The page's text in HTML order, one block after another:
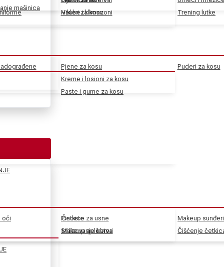
mašinica
Haube i klimazoni
Pjene za kosu
Kreme i losioni za kosu
Paste i gume za kosu
Puderi za kosu
Vikleri za kosu
Trening lutke
oči
Pincete
Stilizovanje obrva
Četkice za usne
Makeup aplikatori
Makeup sunđeri
Čišćenje